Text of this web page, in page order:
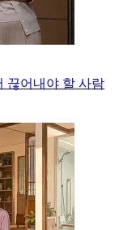
끊어내야 할 사람